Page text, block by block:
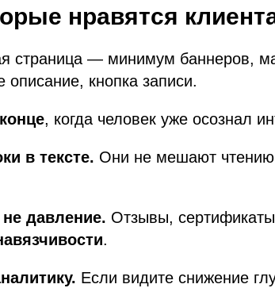
нравятся
страница — минимум баннеров,
кнопка записи.
, когда человек уже осознал
в тексте. Они не мешают
давление. Отзывы,
.
Если видите снижение